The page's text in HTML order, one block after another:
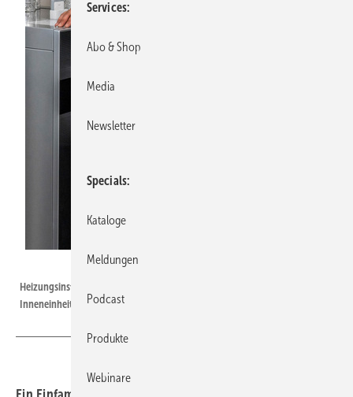
Heizungsinstallateur Paul Hamberger mit der Wärmepumpen-
Inneneinheit Logatherm WLW186i-12 TP70 von Buderus.
Services
Abo & Shop
Media
Newsletter
Specials
Kataloge
Meldungen
Podcast
Produkte
Webinare